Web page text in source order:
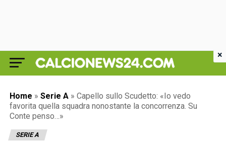
Home » Serie A » Capello sullo Scudetto: «Io vedo
favorita quella squadra nonostante la concorrenza. Su
Conte penso…»
SERIE A
×